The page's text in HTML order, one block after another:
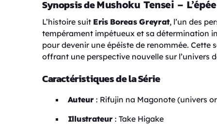
Synopsis deMushoku Tensei –
L’histoire suit Eris Boreas Greyrat, l’un des
tempérament impétueux et sa détermination
pour devenir une épéiste de renommée. Cette
offrant une perspective nouvelle sur l’univers
Caractéristiques de la Série
Auteur: Rifujin na Magonote (univers
Illustrateur: Take Higake